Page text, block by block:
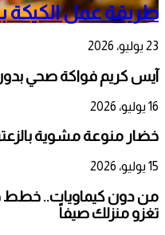
طريقة عمل الكيكة
23 يوليو، 2026
آيس كريم فواكة صحي
16 يوليو، 2026
خضار منوعة مشوية
15 يوليو، 2026
تغزو منزلك صيفاً